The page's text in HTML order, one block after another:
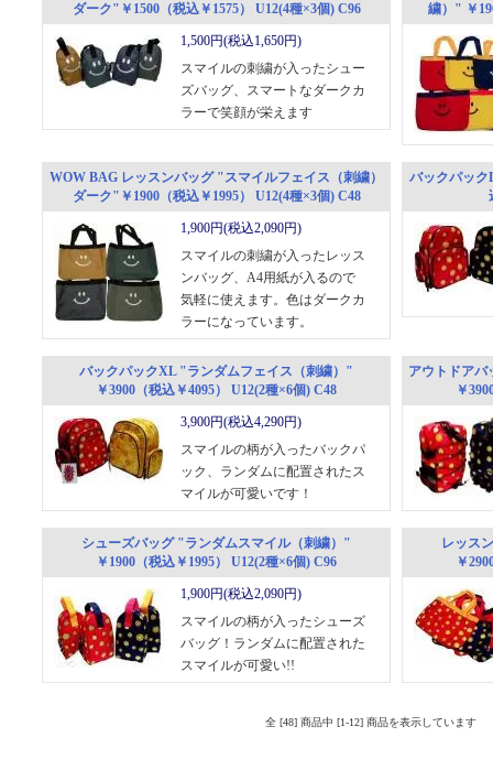
ダーク"￥1500（税込￥1575） U12(4種×3個) C96
1,500円(税込1,650円)
スマイルの刺繍が入ったシュー
ズバッグ、スマートなダークカ
ラーで笑顔が栄えます
繍）" ￥
WOW BAG レッスンバッグ "スマイルフェイス（刺繍）
ダーク"￥1900（税込￥1995） U12(4種×3個) C48
1,900円(税込2,090円)
スマイルの刺繍が入ったレッス
ンバッグ、A4用紙が入るので
気軽に使えます。色はダークカ
ラーになっています。
バックパッ
バックパックXL "ランダムフェイス（刺繍）"
￥3900（税込￥4095） U12(2種×6個) C48
3,900円(税込4,290円)
スマイルの柄が入ったバックパ
ック、ランダムに配置されたス
マイルが可愛いです！
アウトドア
￥
シューズバッグ "ランダムスマイル（刺繍）"
￥1900（税込￥1995） U12(2種×6個) C96
1,900円(税込2,090円)
スマイルの柄が入ったシューズ
バッグ！ランダムに配置された
スマイルが可愛い!!
レッス
￥
全 [48] 商品中 [1-12] 商品を表示しています